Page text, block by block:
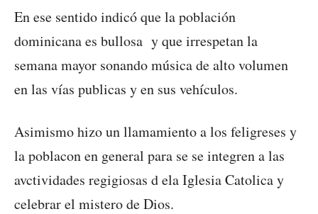
En ese sentido indicó que la población
dominicana es bullosa y que irrespetan la
semana mayor sonando música de alto volumen
en las vías publicas y en sus vehículos.
Asimismo hizo un llamamiento a los feligreses y
la poblacon en general para se se integren a las
avctividades regigiosas d ela Iglesia Catolica y
celebrar el mistero de Dios.